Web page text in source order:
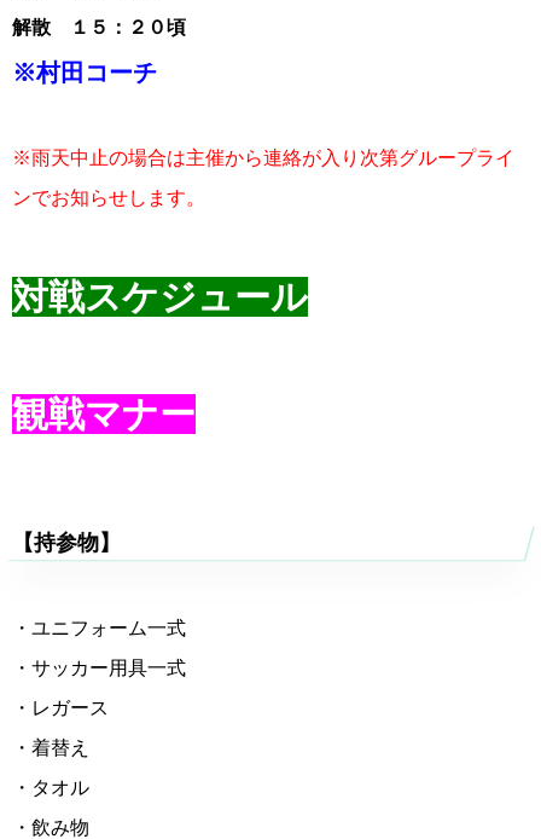
解散 １５：２０頃
※村田コーチ
※雨天中止の場合は主催から連絡が入り次第グループライ
ンでお知らせします。
対戦スケジュール
観戦マナー
【持参物】
・ユニフォーム一式
・サッカー用具一式
・レガース
・着替え
・タオル
・飲み物